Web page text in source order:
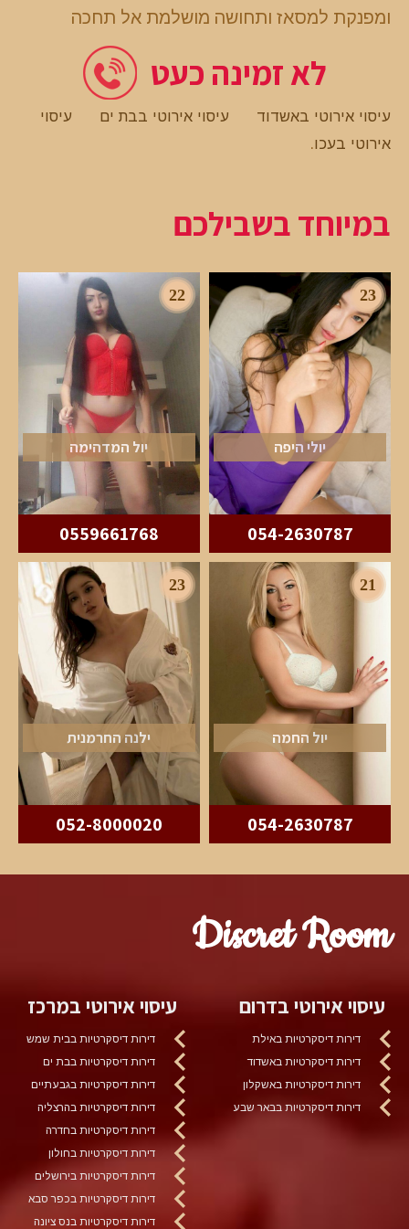
ומפנקת למסאז ותחושה מושלמת אל תחכה
לא זמינה כעט
עיסוי אירוטי באשדוד עיסוי אירוטי בבת ים
עיסוי
אירוטי בעכו.
במיוחד בשבילכם
23
יולי היפה
054-2630787
22
יול המדהימה
0559661768
21
יול החמה
054-2630787
23
ילנה החרמנית
052-8000020
Discret Room
עיסוי אירוטי בדרום
דירות דיסקרטיות באילת
דירות דיסקרטיות באשדוד
דירות דיסקרטיות באשקלון
דירות דיסקרטיות בבאר שבע
עיסוי אירוטי במרכז
דירות דיסקרטיות בבית שמש
דירות דיסקרטיות בבת ים
דירות דיסקרטיות בגבעתיים
דירות דיסקרטיות בהרצליה
דירות דיסקרטיות בחדרה
דירות דיסקרטיות בחולון
דירות דיסקרטיות בירושלים
דירות דיסקרטיות בכפר סבא
דירות דיסקרטיות בנס ציונה